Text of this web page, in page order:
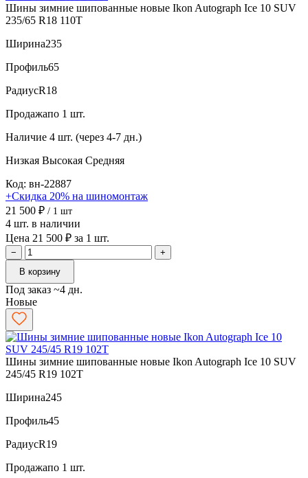
Шины зимние шипованные новые Ikon Autograph Ice 10 SUV
235/65 R18 110T
Ширина235
Профиль65
РадиусR18
Продажапо 1 шт.
Наличие 4 шт. (через 4-7 дн.)
Низкая Высокая Средняя
Код: вн-22887
+Скидка 20% на шиномонтаж
21 500 ₽ / 1 шт
4 шт. в наличии
Цена 21 500 ₽ за 1 шт.
−
+
В корзину
Под заказ ~4 дн.
Новые
Шины зимние шипованные новые Ikon Autograph Ice 10 SUV
245/45 R19 102T
Ширина245
Профиль45
РадиусR19
Продажапо 1 шт.